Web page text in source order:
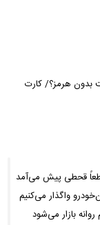
بدون هرمز؟/ کارت
قحطی پیش می‌آمد
واگذار می‌کنیم